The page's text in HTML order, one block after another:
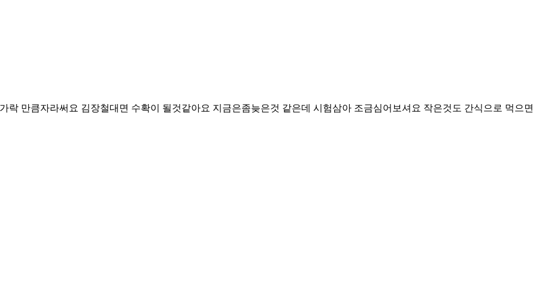
락 만큼자라써요 김장철대면 수확이 될것같아요 지금은좀늦은것 같은데 시험삼아 조금심어보셔요 작은것도 간식으로 먹으면